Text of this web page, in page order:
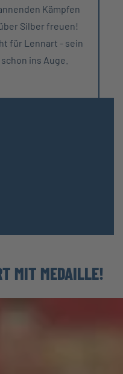
Kämpfen
Silber freuen!
für Lennart - sein
ins Auge.
MIT MEDAILLE!